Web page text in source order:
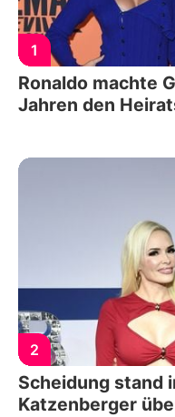
1
Ronaldo machte
Jahren den
2
Scheidung stand
Katzenberger